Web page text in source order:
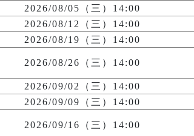
2026/08/05（三）14:00
2026/08/12（三）14:00
2026/08/19（三）14:00
2026/08/26（三）14:00
2026/09/02（三）14:00
2026/09/09（三）14:00
2026/09/16（三）14:00